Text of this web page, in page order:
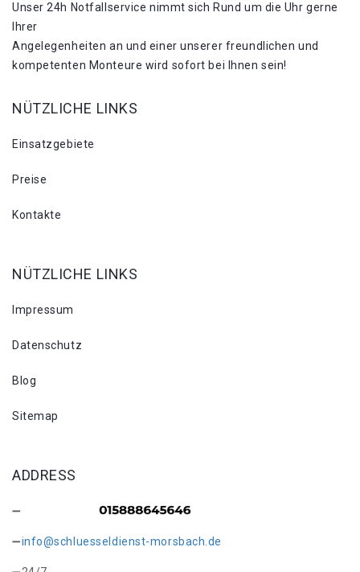
Unser 24h Notfallservice nimmt sich Rund um die Uhr gerne
Ihrer
Angelegenheiten an und einer unserer freundlichen und
kompetenten Monteure wird sofort bei Ihnen sein!
NÜTZLICHE LINKS
Einsatzgebiete
Preise
Kontakte
NÜTZLICHE LINKS
Impressum
Datenschutz
Blog
Sitemap
ADDRESS
info@schluesseldienst-morsbach.de